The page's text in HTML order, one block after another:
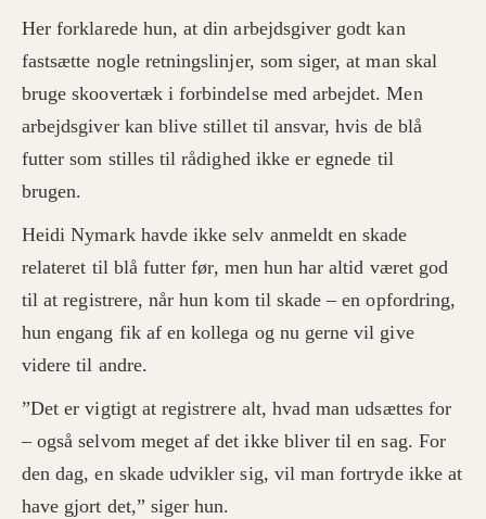
Her forklarede hun, at din arbejdsgiver godt kan
fastsætte nogle retningslinjer, som siger, at man skal
bruge skoovertæk i forbindelse med arbejdet. Men
arbejdsgiver kan blive stillet til ansvar, hvis de blå
futter som stilles til rådighed ikke er egnede til
brugen.
Heidi Nymark havde ikke selv anmeldt en skade
relateret til blå futter før, men hun har altid været god
til at registrere, når hun kom til skade – en opfordring,
hun engang fik af en kollega og nu gerne vil give
videre til andre.
”Det er vigtigt at registrere alt, hvad man udsættes for
– også selvom meget af det ikke bliver til en sag. For
den dag, en skade udvikler sig, vil man fortryde ikke at
have gjort det,” siger hun.